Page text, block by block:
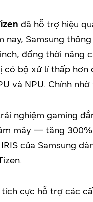
đã hỗ trợ hiệu
nay, Samsung
đồng thời nâng
có bộ xử lí thấp
và NPU. Chính
nghiệm gaming
mây — tăng
của Samsung
tích cực hỗ trợ các